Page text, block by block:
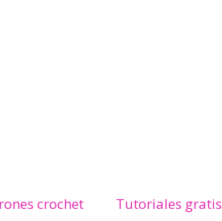
crochet Tutoriales gratis